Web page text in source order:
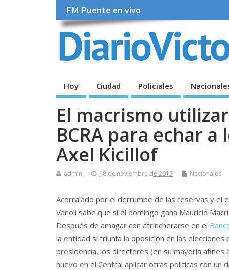
FM Puente en vivo
Hoy Ciudad Policiales
El macrismo
BCRA para echar
Axel Kicillof
admin 18 de noviembre de 2015 Nacionales
Acorralado por el derrumbe de las reservas y el
Vanoli sabe que si el domingo gana Mauricio
Después de amagar con atrincherarse en el
la entidad si triunfa la oposición en las
presidencia, los directores (en su mayoría afines
nuevo en el Central aplicar otras políticas con un